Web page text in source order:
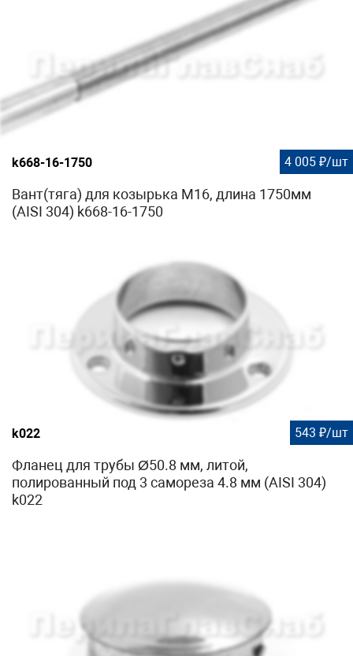
k668-16-1750 4 005 ₽/шт
Вант(тяга) для козырька М16, длина 1750мм
(AISI 304) k668-16-1750
k022 543 ₽/шт
Фланец для трубы Ø50.8 мм, литой,
полированный под 3 самореза 4.8 мм (AISI 304)
k022